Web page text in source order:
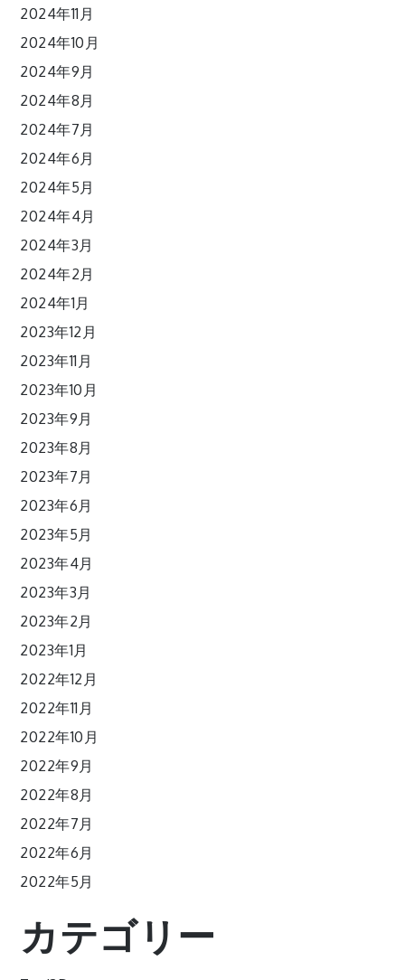
2024年11月
2024年10月
2024年9月
2024年8月
2024年7月
2024年6月
2024年5月
2024年4月
2024年3月
2024年2月
2024年1月
2023年12月
2023年11月
2023年10月
2023年9月
2023年8月
2023年7月
2023年6月
2023年5月
2023年4月
2023年3月
2023年2月
2023年1月
2022年12月
2022年11月
2022年10月
2022年9月
2022年8月
2022年7月
2022年6月
2022年5月
カテゴリー